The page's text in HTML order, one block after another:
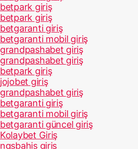
betpark giriş
betpark giriş
betgaranti giriş
betgaranti mobil giriş
grandpashabet giriş
grandpashabet giriş
betpark giriş
jojobet giriş
grandpashabet giriş
betgaranti giriş
betgaranti mobil giriş
betgaranti güncel giriş
Kolaybet Giriş
ngsbahis giriş